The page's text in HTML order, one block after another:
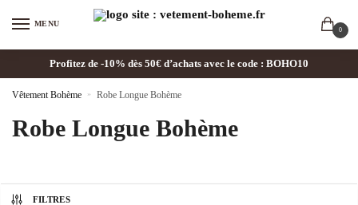
MENU
0
Profitez de -10% dès 50€ d’achats avec le code : BOHO10
Vêtement Bohème » Robe Longue Bohème
Robe Longue Bohème
FILTRES